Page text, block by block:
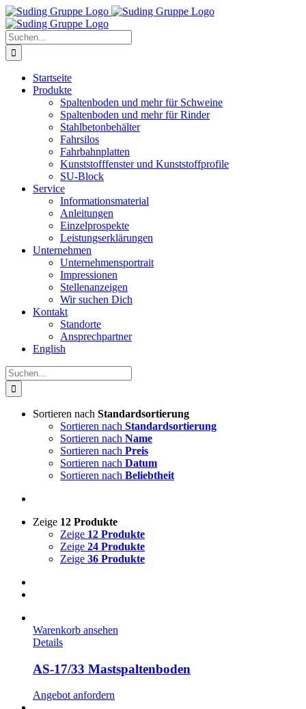
Zum
Inhalt
springen
Suche
nach:
Startseite
Produkte
Spaltenboden und mehr für Schweine
Spaltenboden und mehr für Rinder
Stahlbetonbehälter
Fahrsilos
Fahrbahnplatten
Kunststofffenster und Kunststoffprofile
SU-Block
Service
Informationsmaterial
Anleitungen
Einzelprospekte
Leistungserklärungen
Unternehmen
Unternehmensportrait
Impressionen
Stellenanzeigen
Wir suchen Dich
Kontakt
Standorte
Ansprechpartner
English
Suche
nach:
Sortieren nach Standardsortierung
Sortieren nach Standardsortierung
Sortieren nach Name
Sortieren nach Preis
Sortieren nach Datum
Sortieren nach Beliebtheit
Zeige 12 Produkte
Zeige 12 Produkte
Zeige 24 Produkte
Zeige 36 Produkte
Warenkorb ansehen
Details
AS-17/33 Mastspaltenboden
Angebot anfordern